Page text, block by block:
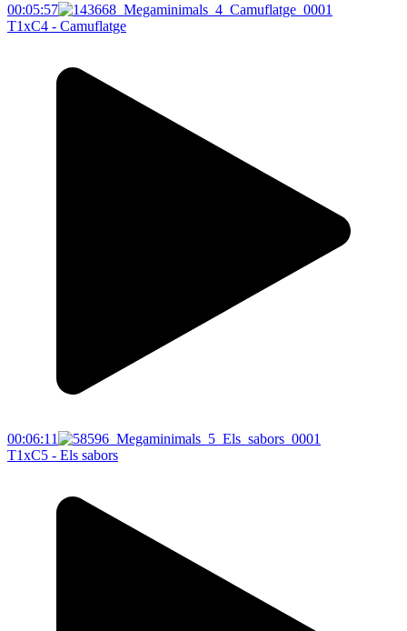
00:05:57
T1xC4 - Camuflatge
00:06:11
T1xC5 - Els sabors